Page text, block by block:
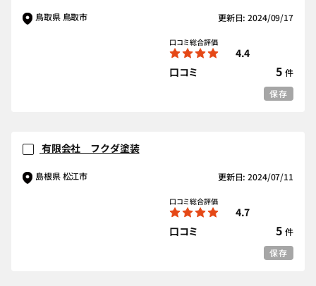
鳥取県 鳥取市 更新日: 2024/09/17
口コミ総合評価
4.4
口コミ
5 件
保存
有限会社 フクダ塗装
島根県 松江市 更新日: 2024/07/11
口コミ総合評価
4.7
口コミ
5 件
保存